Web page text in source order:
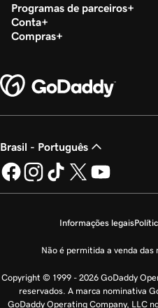
Programas de parceiros
Conta
Compras
Brasil - Português
Informações legais
Não é permitida a venda das
Copyright © 1999 - 2026 GoDaddy
reservados. A marca nominativa
GoDaddy Operating Company, LLC